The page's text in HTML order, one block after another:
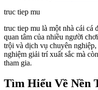
truc tiep mu
truc tiep mu là một nhà cái cá
quan tâm của nhiều người
trội và dịch vụ chuyên
nghiệm giải trí xuất sắc mà
tham gia.
Tìm Hiểu Về Nền